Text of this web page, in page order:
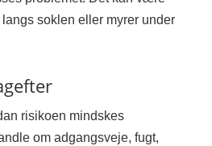
soklen eller myrer under
risikoen mindskes
om adgangsveje, fugt,